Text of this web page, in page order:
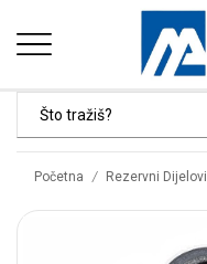
Početna / Rezervni Dijelovi